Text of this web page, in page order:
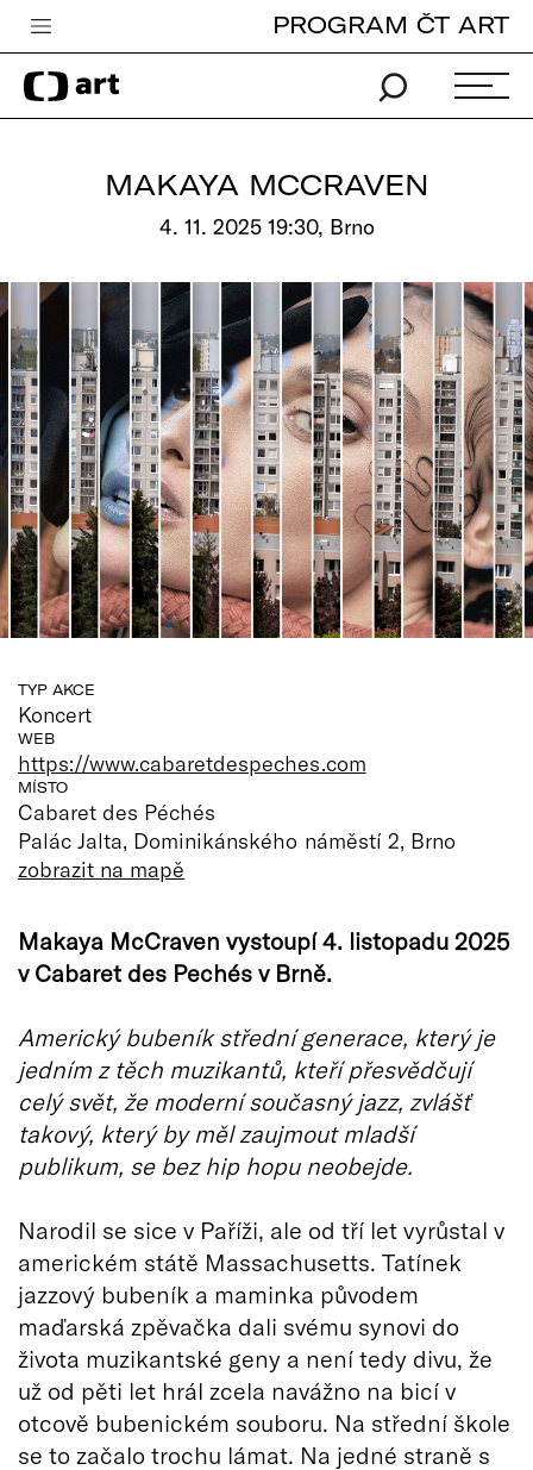
Česká televize
Zpravodajství
Pro děti
edu
Vše o ČT
PROGRAM ČT ART
MAKAYA MCCRAVEN
4. 11. 2025 19:30, Brno
TYP AKCE
Koncert
WEB
https://www.cabaretdespeches.com
MÍSTO
Cabaret des Péchés
Palác Jalta, Dominikánského náměstí 2, Brno
zobrazit na mapě
Makaya McCraven vystoupí 4. listopadu 2025
v Cabaret des Pechés v Brně.
Americký bubeník střední generace, který je
jedním z těch muzikantů, kteří přesvědčují
celý svět, že moderní současný jazz, zvlášť
takový, který by měl zaujmout mladší
publikum, se bez hip hopu neobejde.
Narodil se sice v Paříži, ale od tří let vyrůstal v
americkém státě Massachusetts. Tatínek
jazzový bubeník a maminka původem
maďarská zpěvačka dali svému synovi do
života muzikantské geny a není tedy divu, že
už od pěti let hrál zcela navážno na bicí v
otcově bubenickém souboru. Na střední škole
se to začalo trochu lámat. Na jedné straně s